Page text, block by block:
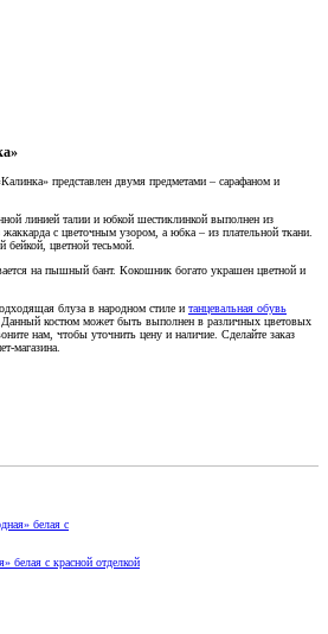
представлен двумя предметами – сарафаном и
линией талии и юбкой шестиклинкой выполнен из
жаккарда с цветочным узором, а юбка – из плательной ткани.
цветной тесьмой.
на пышный бант. Кокошник богато украшен цветной и
блуза в народном стиле и танцевальная обувь
костюм может быть выполнен в различных цветовых
нам, чтобы уточнить цену и наличие. Сделайте заказ
магазина.
белая с красной отделкой